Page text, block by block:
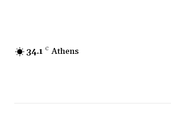
34.1 C Athens